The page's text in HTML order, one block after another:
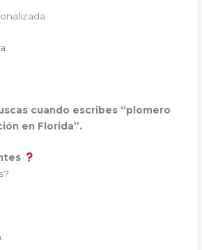
cuando escribes “plomero
en Florida”.